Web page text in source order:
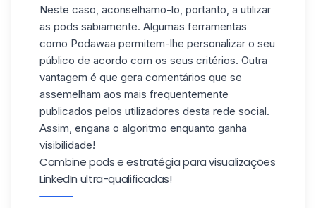
Neste caso, aconselhamo-lo, portanto, a utilizar
as pods sabiamente. Algumas ferramentas
como Podawaa permitem-lhe personalizar o seu
público de acordo com os seus critérios. Outra
vantagem é que gera comentários que se
assemelham aos mais frequentemente
publicados pelos utilizadores desta rede social.
Assim, engana o algoritmo enquanto ganha
visibilidade!
Combine pods e estratégia para visualizações
LinkedIn ultra-qualificadas!